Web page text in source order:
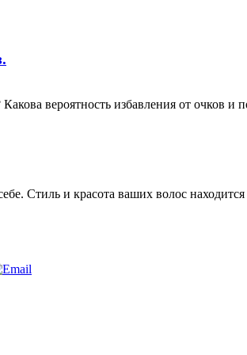
вероятность избавления от очков и
Стиль и красота ваших волос